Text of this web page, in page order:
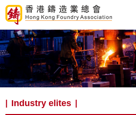
Industry elites